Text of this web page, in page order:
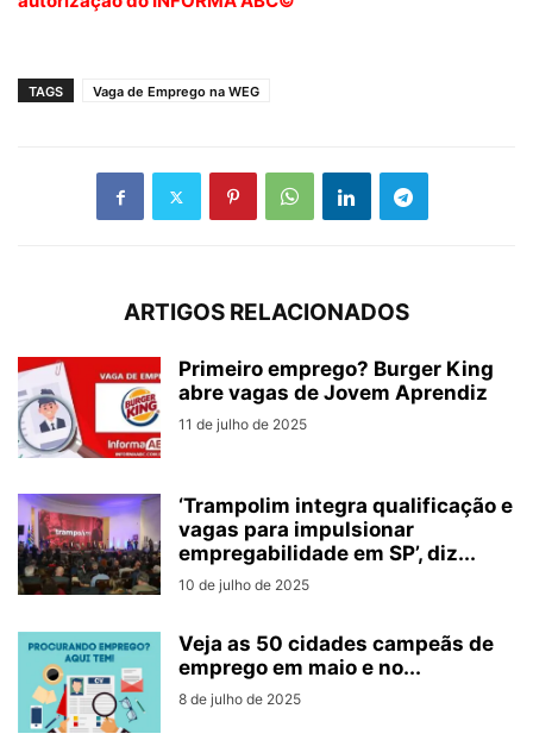
TAGS Vaga de Emprego na WEG
ARTIGOS RELACIONADOS
Primeiro emprego? Burger King
abre vagas de Jovem Aprendiz
11 de julho de 2025
‘Trampolim integra qualificação e
vagas para impulsionar
empregabilidade em SP’, diz...
10 de julho de 2025
Veja as 50 cidades campeãs de
emprego em maio e no...
8 de julho de 2025